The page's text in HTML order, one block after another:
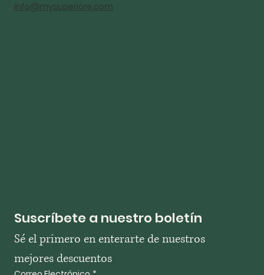
info@mysuperiore.com
Suscríbete a nuestro boletín
Sé el primero en enterarte de nuestros
mejores descuentos